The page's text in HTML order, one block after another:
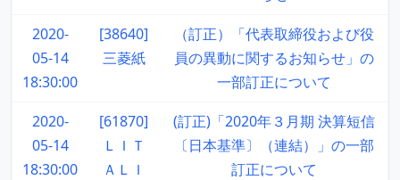
2020-
05-14
18:30:00
[38640]
三菱紙
（訂正）「代表取締役および役
員の異動に関するお知らせ」の
一部訂正について
2020-
05-14
18:30:00
[61870]
ＬＩＴ
ＡＬＩ
(訂正)「2020年３月期 決算短信
〔日本基準〕（連結）」の一部
訂正について